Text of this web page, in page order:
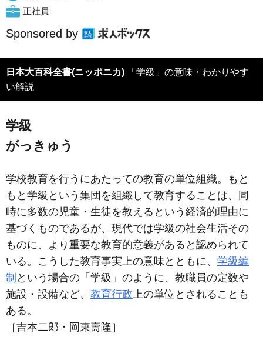
正社員
Sponsored by
日本大百科全書(ニッポニカ) 「学級」の意味・わかりやす
い解説
学級
がっきゅう
学校教育を行うにあたっての教育の単位組織。もと
もと学級という集団を組織して教育することは、同
時に多数の児童・生徒を教えるという経済的理由に
基づくものであるが、現代では学級の社会生活その
ものに、より重要な教育的意義があると認められて
いる。こうした教育事実上の意味とともに、 学級編
制 という場合の「学級」のように、教職員の定数や
施設・設備など、 教育行政上の単位とされることも
ある。
［吉本二郎・岡東壽隆］